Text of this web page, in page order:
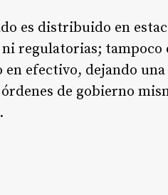
es distribuido en
regulatorias; tampoco
en efectivo, dejando
de gobierno